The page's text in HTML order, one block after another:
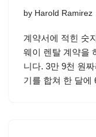
by Harold Ramirez
계약서에 적힌 숫
웨이 렌탈 계약을
니다. 3만 9천 원
기를 합쳐 한 달에